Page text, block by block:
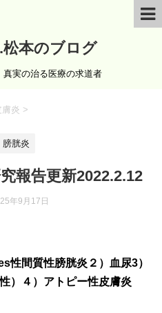
松本のブログ
実の治る医療の求道者
炎 >
膀胱炎
報告更新2022.2.12
年9月17日
性間質性膀胱炎２）血尿3）
）４）アトピー性皮膚炎